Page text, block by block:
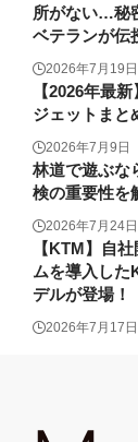
所がない…秘
ベテランが伝
2026年7月19日
【2026年最
ジェットまと
2026年7月9日
林道で遊ぶな
検の重要性を
2026年7月24日
【KTM】自
ムを導入した
デルが登場！
2026年7月17日